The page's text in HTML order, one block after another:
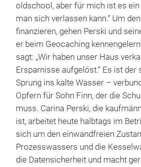
oldschool, aber für mich ist es ein
man sich verlassen kann.“ Um
finanzieren, gehen Perski und
er beim Geocaching
sagt: „Wir haben unser Haus
Ersparnisse aufgelöst.“ Es ist
Sprung ins kalte Wasser –
Opfern für Sohn Finn, der die
muss. Carina Perski, die
ist, arbeitet heute halbtags im
sich um den einwandfreien
Prozesswassers und die
die Datensicherheit und macht